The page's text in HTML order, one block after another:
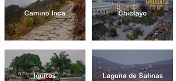
Camino Inca Chiclayo
Iquitos Laguna de Salinas